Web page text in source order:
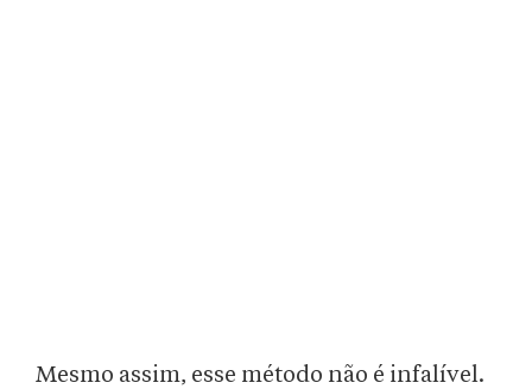
Mesmo assim, esse método não é infalível.